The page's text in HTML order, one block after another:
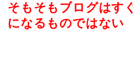
そもそもブログはす
になるものではない